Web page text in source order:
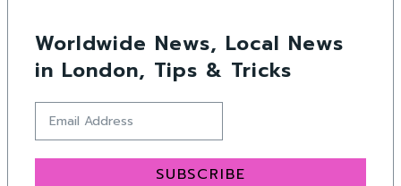
Worldwide News, Local News
in London, Tips & Tricks
SUBSCRIBE